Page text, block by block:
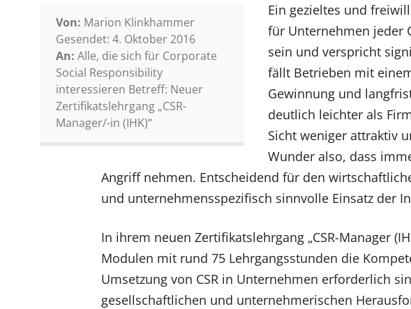
Von: Marion Klinkhammer
Gesendet: 4. Oktober 2016
An: Alle, die sich für Corporate
Social Responsibility
interessieren Betreff: Neuer
Zertifikatslehrgang „CSR-
Manager/-in (IHK)“
Ein gezieltes und
für Unternehmen jeder
sein und verspricht
fällt Betrieben mit
Gewinnung und
deutlich leichter als
Sicht weniger attraktiv
Wunder also, dass
Angriff nehmen. Entscheidend für den
und unternehmensspezifisch sinnvolle Einsatz der
In ihrem neuen Zertifikatslehrgang „CSR-Manager
Modulen mit rund 75 Lehrgangsstunden die
Umsetzung von CSR in Unternehmen erforderlich
gesellschaftlichen und unternehmerischen